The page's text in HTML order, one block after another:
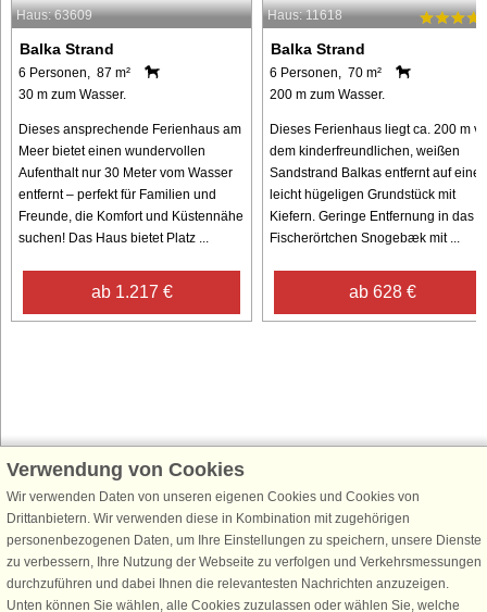
Haus: 63609
Balka Strand
6 Personen, 87 m²
30 m zum Wasser.
Dieses ansprechende Ferienhaus am
Meer bietet einen wundervollen
Aufenthalt nur 30 Meter vom Wasser
entfernt – perfekt für Familien und
Freunde, die Komfort und Küstennähe
suchen! Das Haus bietet Platz ...
ab 1.217 €
Haus: 11618
Balka Strand
6 Personen, 70 m²
200 m zum Wasser.
Dieses Ferienhaus liegt ca. 200 m
dem kinderfreundlichen, weißen
Sandstrand Balkas entfernt auf
leicht hügeligen Grundstück mit
Kiefern. Geringe Entfernung in das
Fischerörtchen Snogebæk mit ...
ab 628 €
Schließen Sie sich 100.000 Ferienhaus-Fans an
Erhalten Sie einenWillkommensgutschein von 25 € für Ihren nächsten
Ferienhausurlaub - melden Sie sich einfach für den DanCenter Newsletter
an. Verpassen Sie nie wieder exklusive Angebote, Gewinnspiele und
Urlaubstipps!
Verwendung von Cookies
Wir verwenden Daten von unseren eigenen Cookies und Cookies von
Drittanbietern. Wir verwenden diese in Kombination mit zugehörigen
personenbezogenen Daten, um Ihre Einstellungen zu speichern, unsere Dienste
zu verbessern, Ihre Nutzung der Webseite zu verfolgen und Verkehrsmessungen
durchzuführen und dabei Ihnen die relevantesten Nachrichten anzuzeigen.
Unten können Sie wählen, alle Cookies zuzulassen oder wählen Sie, welche